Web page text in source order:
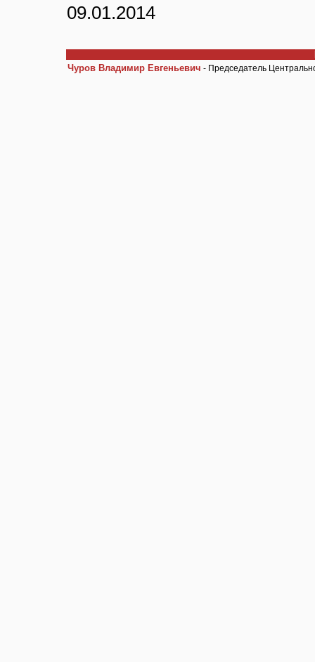
09.01.2014
Чуров Владимир Евгеньевич - Председатель